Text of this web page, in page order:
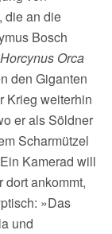
die an die
Bosch
Horcynus Orca
den Giganten
Krieg weiterhin
er als Söldner
Scharmützel
Kamerad will
ankommt,
»Das
und